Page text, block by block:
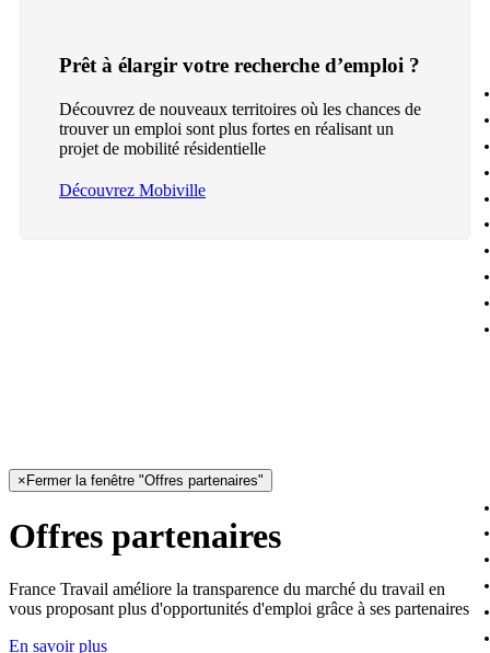
Prêt à élargir votre recherche d’emploi ?
Découvrez de nouveaux territoires où les chances de
trouver un emploi sont plus fortes en réalisant un
projet de mobilité résidentielle
Découvrez Mobiville
× Fermer la fenêtre "Offres partenaires"
Offres partenaires
France Travail améliore la transparence du marché du travail en
vous proposant plus d'opportunités d'emploi grâce à ses partenaires
En savoir plus